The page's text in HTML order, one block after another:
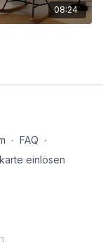
08:24
∙ FAQ ∙
einlösen